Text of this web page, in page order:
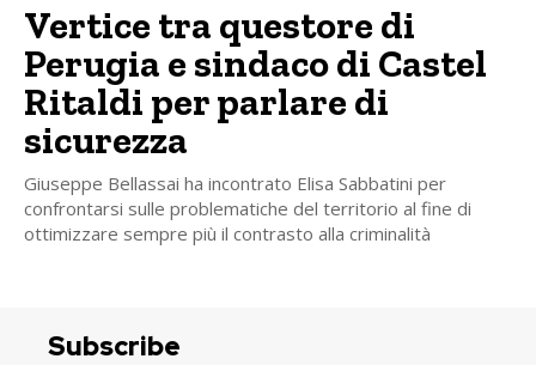
Vertice tra questore di
Perugia e sindaco di Castel
Ritaldi per parlare di
sicurezza
Giuseppe Bellassai ha incontrato Elisa Sabbatini per
confrontarsi sulle problematiche del territorio al fine di
ottimizzare sempre più il contrasto alla criminalità
Subscribe